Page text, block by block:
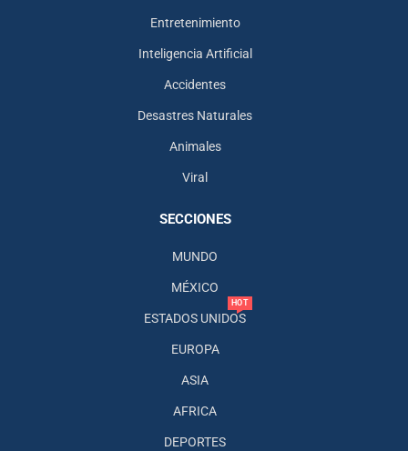
Entretenimiento
Inteligencia Artificial
Accidentes
Desastres Naturales
Animales
Viral
SECCIONES
MUNDO
MÉXICO
ESTADOS UNIDOS
HOT
EUROPA
ASIA
AFRICA
DEPORTES